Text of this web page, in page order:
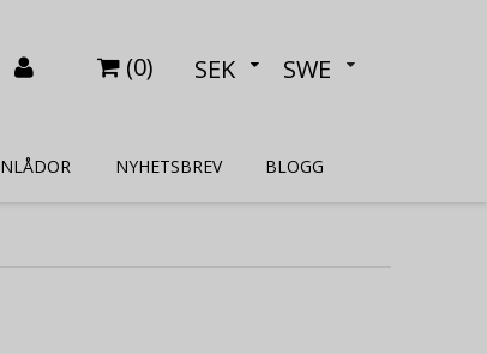
(0) SEK SWE
NYHETSBREV BLOGG